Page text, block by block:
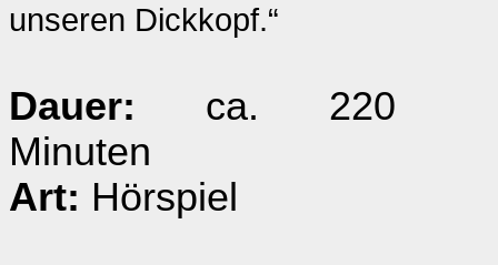
unseren Dickkopf.“
Dauer: ca. 220
Minuten
Art: Hörspiel